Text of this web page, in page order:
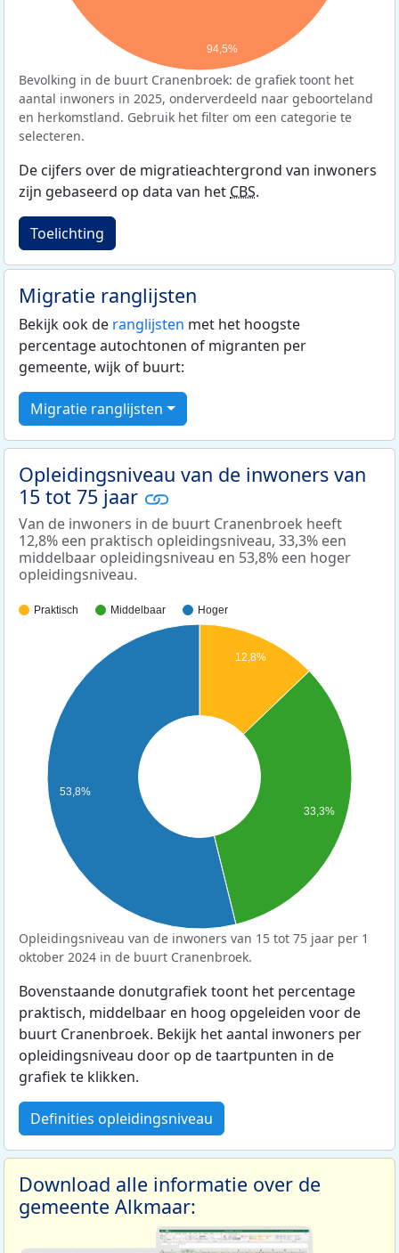
94,5%
Bevolking in de buurt Cranenbroek: de grafiek toont het
aantal inwoners in 2025, onderverdeeld naar geboorteland
en herkomstland. Gebruik het filter om een categorie te
selecteren.
De cijfers over de migratieachtergrond van inwoners
zijn gebaseerd op data van het CBS.
Toelichting
Migratie ranglijsten
Bekijk ook de ranglijsten met het hoogste
percentage autochtonen of migranten per
gemeente, wijk of buurt:
Migratie ranglijsten
Opleidingsniveau van de inwoners van
15 tot 75 jaar
Van de inwoners in de buurt Cranenbroek heeft
12,8% een praktisch opleidingsniveau, 33,3% een
middelbaar opleidingsniveau en 53,8% een hoger
opleidingsniveau.
Praktisch Middelbaar Hoger
12,8%
33,3%
53,8%
Opleidingsniveau van de inwoners van 15 tot 75 jaar per 1
oktober 2024 in de buurt Cranenbroek.
Bovenstaande donutgrafiek toont het percentage
praktisch, middelbaar en hoog opgeleiden voor de
buurt Cranenbroek. Bekijk het aantal inwoners per
opleidingsniveau door op de taartpunten in de
grafiek te klikken.
Definities opleidingsniveau
Download alle informatie over de
gemeente Alkmaar: